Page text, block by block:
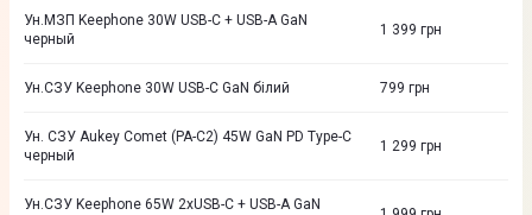
Ун.МЗП Keephone 30W USB-C + USB-A GaN
черный
1 399 грн
Ун.СЗУ Keephone 30W USB-C GaN бiлий 799 грн
Ун. СЗУ Aukey Comet (PA-C2) 45W GaN PD Type-C
черный
1 299 грн
Ун.CЗУ Keephone 65W 2хUSB-C + USB-A GaN